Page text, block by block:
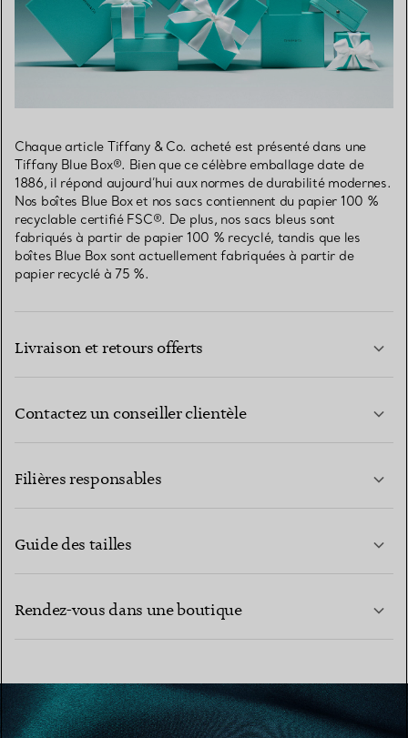
Chaque article Tiffany & Co. acheté est présenté dans une
Tiffany Blue Box®. Bien que ce célèbre emballage date de
1886, il répond aujourd’hui aux normes de durabilité modernes.
Nos boîtes Blue Box et nos sacs contiennent du papier 100 %
recyclable certifié FSC®. De plus, nos sacs bleus sont
fabriqués à partir de papier 100 % recyclé, tandis que les
boîtes Blue Box sont actuellement fabriquées à partir de
papier recyclé à 75 %.
Livraison et retours offerts
Contactez un conseiller clientèle
Filières responsables
Guide des tailles
Rendez-vous dans une boutique
TROUVEZ LA BOUTIQUE LA PLUS PROCHE